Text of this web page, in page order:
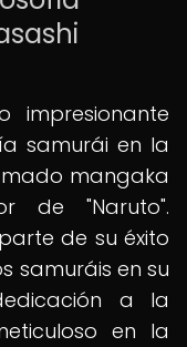
impresionante
samurái en la
mangaka
de "Naruto".
de su éxito
samuráis en su
a la
en la